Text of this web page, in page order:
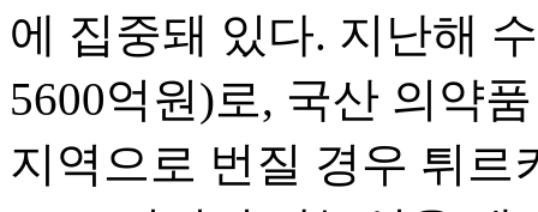
에 집중돼 있다. 지난해
5600억원)로, 국산 의약
지역으로 번질 경우 튀르